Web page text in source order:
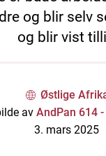
og blir selv
og blir vist
Østlige
avAndPan 614
3. mars 2025